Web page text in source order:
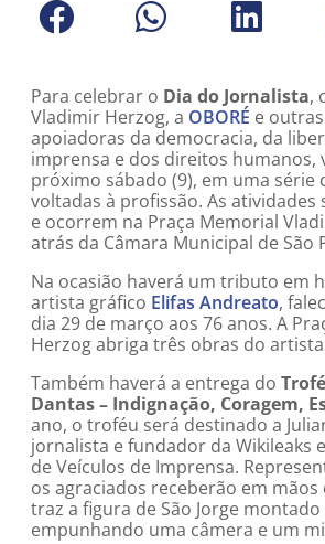
Para celebrar o Dia do Jornalista,
Vladimir Herzog, a OBORÉ e
apoiadoras da democracia, da
imprensa e dos direitos humanos,
próximo sábado (9), em uma série
voltadas à profissão. As atividades
e ocorrem na Praça Memorial
atrás da Câmara Municipal de São
Na ocasião haverá um tributo em
artista gráfico Elifas Andreato,
dia 29 de março aos 76 anos. A
Herzog abriga três obras do
Também haverá a entrega do
Dantas – Indignação, Coragem,
ano, o troféu será destinado a
jornalista e fundador da Wikileaks
de Veículos de Imprensa.
os agraciados receberão em
traz a figura de São Jorge
empunhando uma câmera e um